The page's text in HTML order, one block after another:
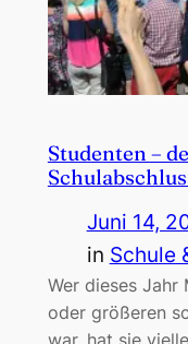
Studenten –
Juni 14,
in Schule
Wer dieses Jahr
oder größeren